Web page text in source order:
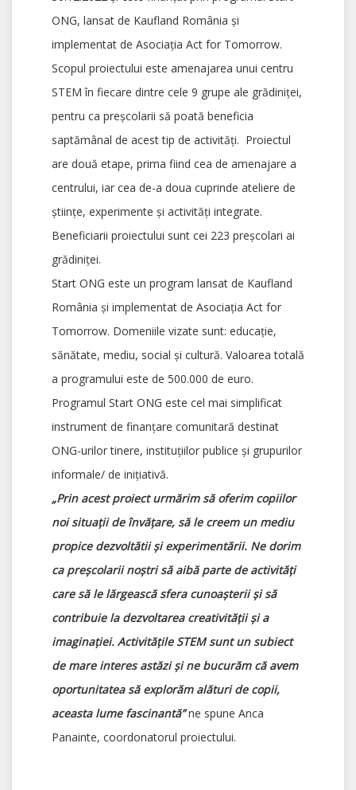
ONG, lansat de Kaufland România şi
implementat de Asociaţia Act for Tomorrow.
Scopul proiectului este amenajarea unui centru
STEM în fiecare dintre cele 9 grupe ale grădiniţei,
pentru ca preşcolarii să poată beneficia
saptămânal de acest tip de activităţi. Proiectul
are două etape, prima fiind cea de amenajare a
centrului, iar cea de-a doua cuprinde ateliere de
ştiinţe, experimente şi activităţi integrate.
Beneficiarii proiectului sunt cei 223 preşcolari ai
grădiniţei.
Start ONG este un program lansat de Kaufland
România și implementat de Asociația Act for
Tomorrow. Domeniile vizate sunt: educație,
sănătate, mediu, social și cultură. Valoarea totală
a programului este de 500.000 de euro.
Programul Start ONG este cel mai simplificat
instrument de finanțare comunitară destinat
ONG-urilor tinere, instituțiilor publice și grupurilor
informale/ de inițiativă.
„Prin acest proiect urmărim să oferim copiilor
noi situaţii de învăţare, să le creem un mediu
propice dezvoltătii şi experimentării. Ne dorim
ca preșcolarii noştri să aibă parte de activităţi
care să le lărgească sfera cunoașterii şi să
contribuie la dezvoltarea creativității şi a
imaginaţiei. Activităţile STEM sunt un subiect
de mare interes astăzi şi ne bucurăm că avem
oportunitatea să explorăm alături de copii,
aceasta lume fascinantă”ne spune Anca
Panainte, coordonatorul proiectului.